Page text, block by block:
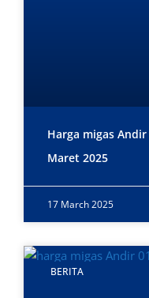
Harga migas Andir
Maret 2025
17 March 2025
BERITA